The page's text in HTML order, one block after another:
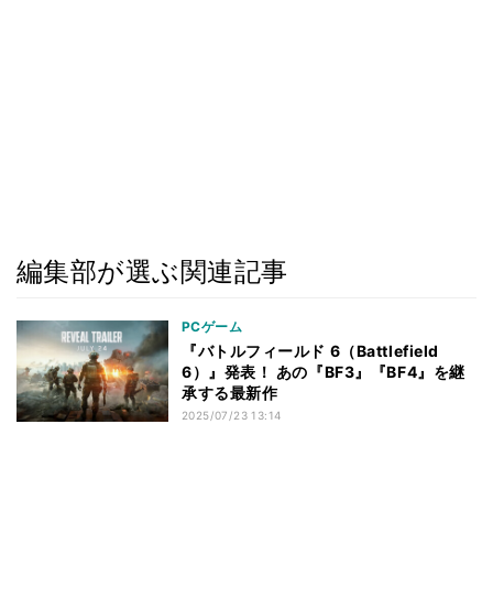
編集部が選ぶ関連記事
PCゲーム
『バトルフィールド 6（Battlefield
6）』発表！ あの『BF3』『BF4』を継
承する最新作
2025/07/23 13:14